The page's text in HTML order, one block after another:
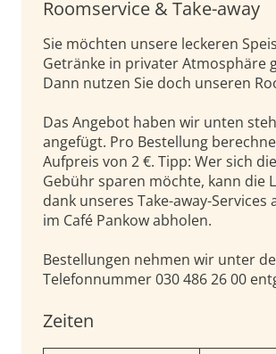
Roomservice & Take-away
Sie möchten unsere leckeren
Getränke in privater Atmosphäre
Dann nutzen Sie doch unseren
Das Angebot haben wir unten
angefügt. Pro Bestellung
Aufpreis von 2 €. Tipp: Wer sich
Gebühr sparen möchte, kann die
dank unseres Take-away-Services
im Café Pankow abholen.
Bestellungen nehmen wir unter
Telefonnummer 030 486 26 00
Zeiten